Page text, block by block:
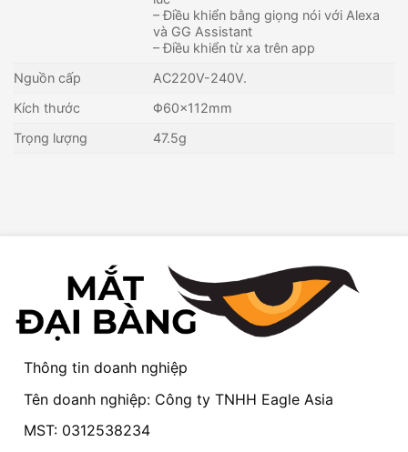
– Điều khiển bằng giọng nói với Alexa
và GG Assistant
– Điều khiển từ xa trên app
Nguồn cấp
AC220V-240V.
Kích thước
Φ60×112mm
Trọng lượng
47.5g
Thông tin doanh nghiệp
Tên doanh nghiệp: Công ty TNHH Eagle Asia
MST: 0312538234